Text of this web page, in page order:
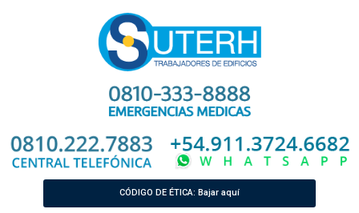
CÓDIGO DE ÉTICA: Bajar aquí